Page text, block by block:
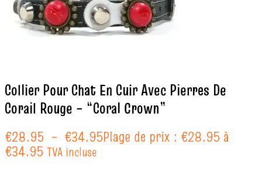
Collier Pour Chat En Cuir Avec Pierres De
Corail Rouge – “Coral Crown”
€28.95 – €34.95Plage de prix : €28.95 à
€34.95 TVA incluse